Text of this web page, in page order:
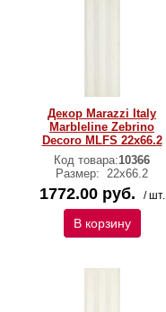
Декор Marazzi Italy
Marbleline Zebrino
Decoro MLFS 22х66.2
Код товара:10366
Размер: 22х66.2
1772.00 руб. / шт.
В корзину